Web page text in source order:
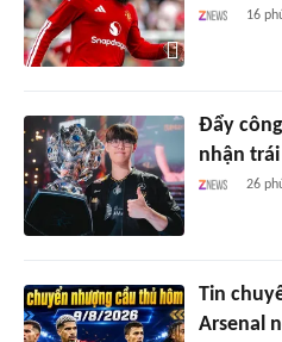
16
Đẩy
nhận
26
Tin
Arsenal